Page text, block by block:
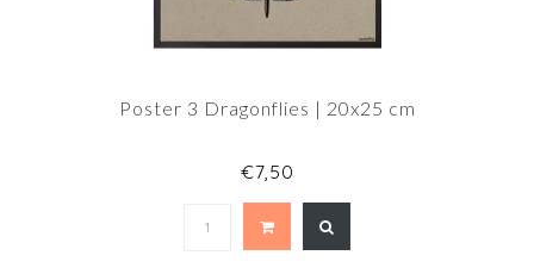
Poster 3 Dragonflies | 20x25 cm
€7,50